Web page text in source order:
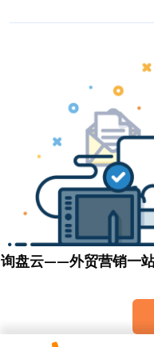
询盘云——外贸营销一